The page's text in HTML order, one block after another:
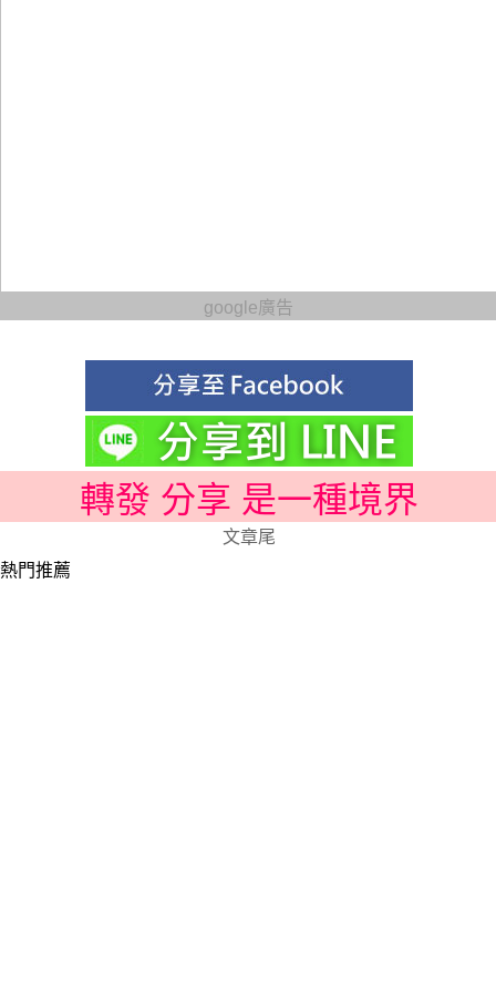
google廣告
轉發 分享 是一種境界
文章尾
熱門推薦